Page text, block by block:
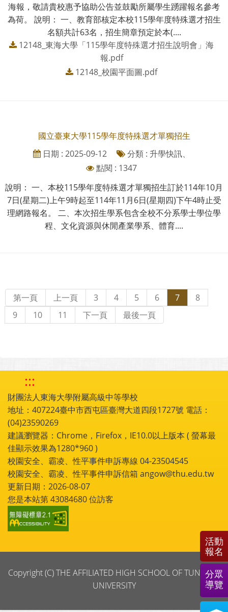
海報，敬請貴校惠予協助公告並鼓勵所屬學生踴躍報名參考
為荷。 說明： 一、教育部核定本校115學年度特殊選才招生
名額共計63名，招生簡章預定於本(....
12148_東海大學「115學年度特殊選才招生說明會」海
報.pdf
12148_校園平面圖.pdf
國立臺東大學115學年度特殊選才單獨招生
日期 : 2025-09-12
分類 : 升學快訊、
點閱 : 1347
說明： 一、本校115學年度特殊選才單獨招生訂於114年10月
7日(星期二)上午9時起至114年11月6日(星期四)下午4時止受
理網路報名。 二、本次招生學系包含全校不分系學士學位學
程、文化資源與休閒產業學系、體育....
第一頁 上一頁 3 4 5 6 7
8
9
10 11 下一頁 最後一頁
:::
財團法人東海大學附屬高級中等學校
地址：407224臺中市西屯區臺灣大道四段1727號 電話：
(04)23590269
建議瀏覽器：Chrome，Firefox，IE10.0以上版本 ( 螢幕最
佳顯示效果為1280*960 )
校園安全、霸凌、性平事件申訴專線 04-23504545
校園安全、霸凌、性平事件申訴信箱 angow@thu.edu.tw
更新日期：2026-08-07
您是本站第43084680位訪客
Copyright (C) THE AFFILIATED HIGH SCHOOL OF TUNGHAI
UNIVERSITY
活動
報名
分眾
導覽